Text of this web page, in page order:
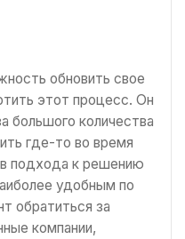
обновить свое
этот процесс. Он
большого количества
где-то во время
подхода к решению
удобным по
обратиться за
компании,